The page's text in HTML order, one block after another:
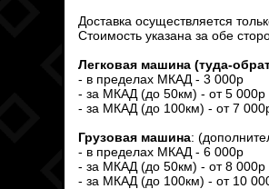
Доставка осуществляется
Стоимость указана за обе
Легковая машина (туда-
- в пределах МКАД - 3 000р
- за МКАД (до 50км) - от 5 000р
- за МКАД (до 100км) - от 7
Грузовая машина:
- в пределах МКАД - 6 000р
- за МКАД (до 50км) - от 8 000р
- за МКАД (до 100км) - от 10